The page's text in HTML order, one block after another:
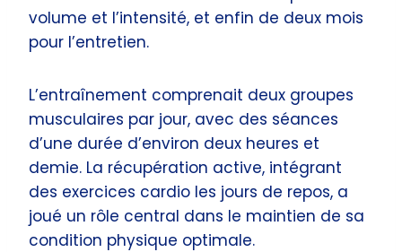
volume et l’intensité, et enfin de deux mois
pour l’entretien.
L’entraînement comprenait deux groupes
musculaires par jour, avec des séances
d’une durée d’environ deux heures et
demie. La récupération active, intégrant
des exercices cardio les jours de repos, a
joué un rôle central dans le maintien de sa
condition physique optimale.